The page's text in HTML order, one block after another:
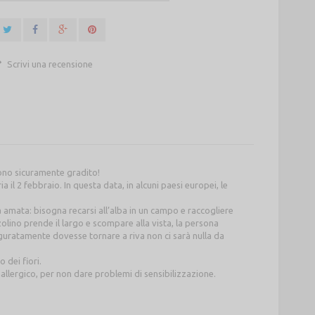
Scrivi una recensione
sicuramente gradito!
il 2 febbraio. In questa data, in alcuni paesi europei, le
bisogna recarsi all’alba in un campo e raccogliere
prende il largo e scompare alla vista, la persona
dovesse tornare a riva non ci sarà nulla da
dei fiori.
per non dare problemi di sensibilizzazione.